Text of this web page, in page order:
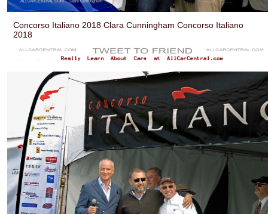
Concorso Italiano 2018 Clara Cunningham Concorso Italiano
2018